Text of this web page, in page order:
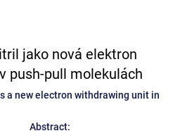
jako nová elektron
push-pull molekulách
a new electron withdrawing unit in
Abstract: